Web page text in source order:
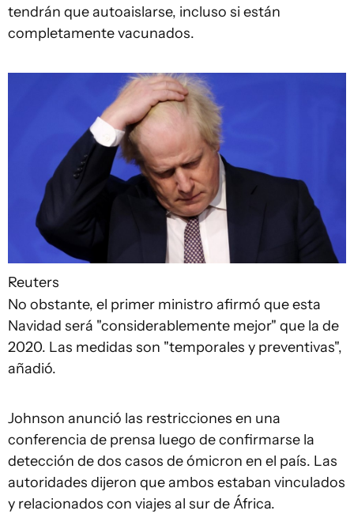
tendrán que autoaislarse, incluso si están
completamente vacunados.
Reuters
No obstante, el primer ministro afirmó que esta
Navidad será "considerablemente mejor" que la de
2020. Las medidas son "temporales y preventivas",
añadió.
Johnson anunció las restricciones en una
conferencia de prensa luego de confirmarse la
detección de dos casos de ómicron en el país. Las
autoridades dijeron que ambos estaban vinculados
y relacionados con viajes al sur de África.